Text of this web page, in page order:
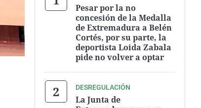
Pesar por la no
concesión de la Medalla
de Extremadura a Belén
Cortés, por su parte, la
deportista Loida Zabala
pide no volver a optar
DESREGULACIÓN
La Junta de